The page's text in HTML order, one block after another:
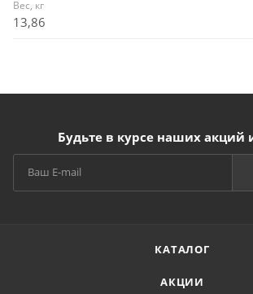
Вес, кг
13,86
Будьте в курсе наших акций
КАТАЛОГ
АКЦИИ